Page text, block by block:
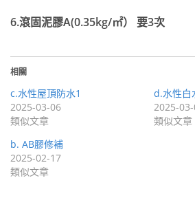
6.滾固泥膠A(0.35kg/㎡） 要3次
相關
c.水性屋頂防水1
2025-03-06
類似文章
d.水性白
2025-
類似文章
b. AB膠修補
2025-02-17
類似文章